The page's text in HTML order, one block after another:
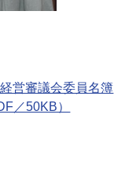
営審議会委員名簿
／50KB）